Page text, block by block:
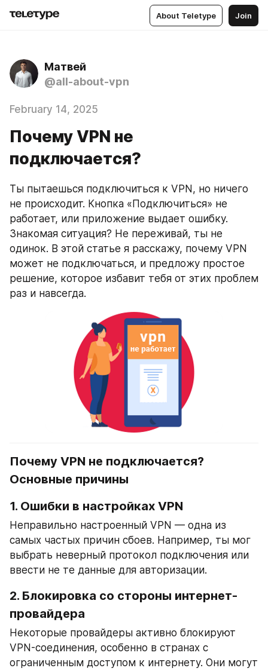
About Teletype Join
Матвей
@all-about-vpn
February 14, 2025
Почему VPN не
подключается?
Ты пытаешься подключиться к VPN, но ничего
не происходит. Кнопка «Подключиться» не
работает, или приложение выдает ошибку.
Знакомая ситуация? Не переживай, ты не
одинок. В этой статье я расскажу, почему VPN
может не подключаться, и предложу простое
решение, которое избавит тебя от этих проблем
раз и навсегда.
Почему VPN не подключается?
Основные причины
1. Ошибки в настройках VPN
Неправильно настроенный VPN — одна из
самых частых причин сбоев. Например, ты мог
выбрать неверный протокол подключения или
ввести не те данные для авторизации.
2. Блокировка со стороны интернет-
провайдера
Некоторые провайдеры активно блокируют
VPN-соединения, особенно в странах с
ограниченным доступом к интернету. Они могут